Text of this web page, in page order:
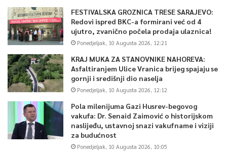
FESTIVALSKA GROZNICA TRESE SARAJEVO:
Redovi ispred BKC-a formirani već od 4
ujutro, zvanično počela prodaja ulaznica!
Ponedjeljak, 10 Augusta 2026, 12:21
KRAJ MUKA ZA STANOVNIKE NAHOREVA:
Asfaltiranjem Ulice Vranica brijeg spajaju se
gornji i središnji dio naselja
Ponedjeljak, 10 Augusta 2026, 12:12
Pola milenijuma Gazi Husrev-begovog
vakufa: Dr. Senaid Zaimović o historijskom
naslijeđu, ustavnoj snazi vakufname i viziji
za budućnost
Ponedjeljak, 10 Augusta 2026, 10:05